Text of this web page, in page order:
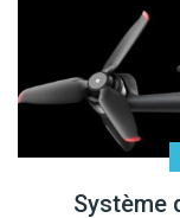
Système